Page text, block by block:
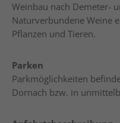
Weinbau nach Demeter-
Naturverbundene Weine
Pflanzen und Tieren.
Parken
Parkmöglichkeiten
Dornach bzw. in